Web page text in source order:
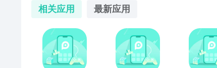
相关应用 最新应用